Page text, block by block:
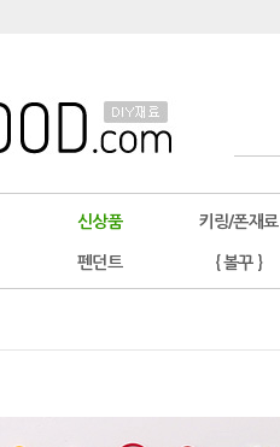
신상품 키링/폰재료
펜던트 { 볼꾸 }